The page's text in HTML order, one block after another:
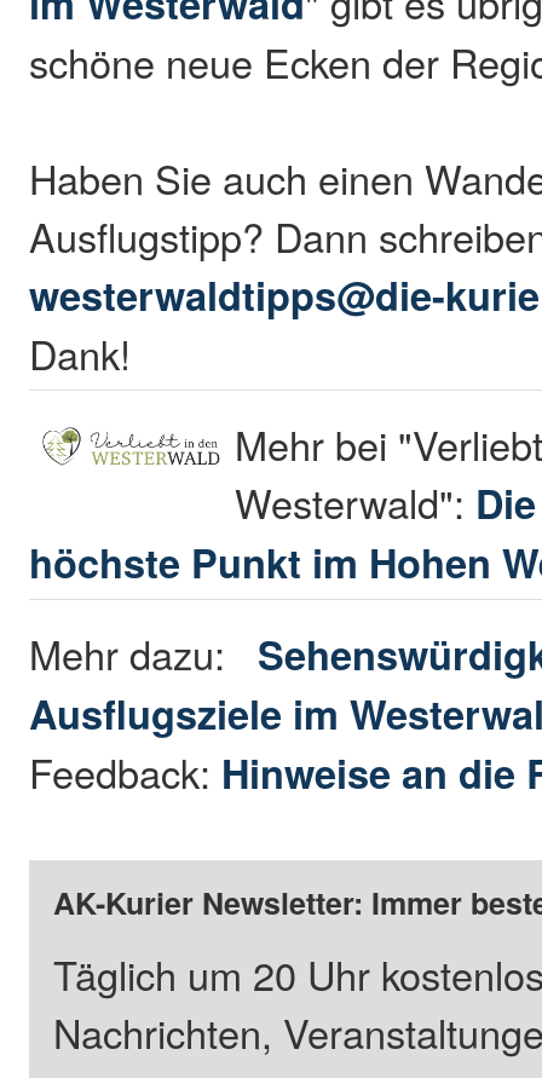
schöne neue Ecken der
Haben Sie auch einen
Ausflugstipp? Dann
westerwaldtipps@die-
Dank!
Mehr bei
Westerwald":
höchste Punkt im Hohen
Mehr dazu:
Ausflugsziele im
Feedback: Hinweise an die
AK-Kurier Newsletter: Immer
Täglich um 20 Uhr
Nachrichten,